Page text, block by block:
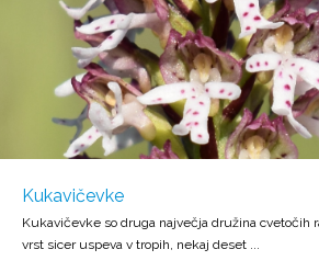
Kukavičevke
Kukavičevke so druga največja družina cvetočih
vrst sicer uspeva v tropih, nekaj deset ...